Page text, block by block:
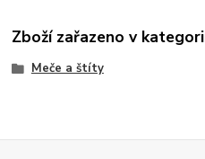
Zboží zařazeno v
Meče a štíty